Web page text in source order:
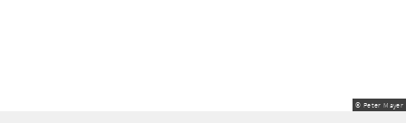
© Peter Mayer